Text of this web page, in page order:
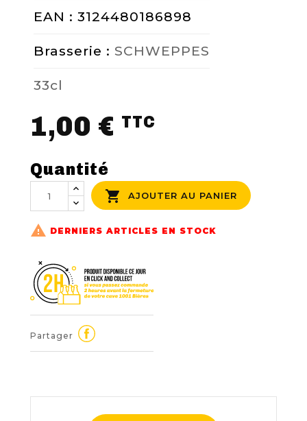
EAN : 3124480186898
Brasserie : SCHWEPPES
33cl
1,00 € TTC
Quantité
 AJOUTER AU PANIER
 DERNIERS ARTICLES EN STOCK
Partager